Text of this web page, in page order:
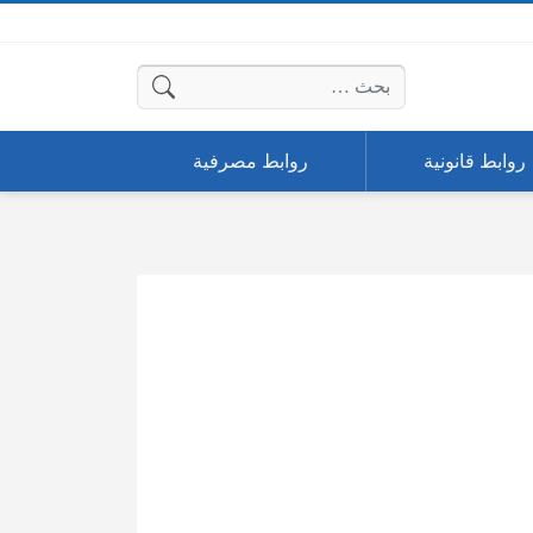
البحث عن:
روابط قانونية روابط مصرفية